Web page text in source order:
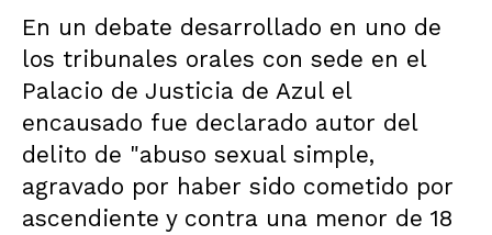
En un debate desarrollado en uno de
los tribunales orales con sede en el
Palacio de Justicia de Azul el
encausado fue declarado autor del
delito de "abuso sexual simple,
agravado por haber sido cometido por
ascendiente y contra una menor de 18